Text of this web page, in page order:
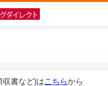
収書など)はこちらから